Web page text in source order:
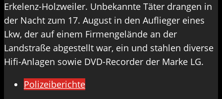
Erkelenz-Holzweiler. Unbekannte Täter drangen in
der Nacht zum 17. August in den Auflieger eines
Lkw, der auf einem Firmengelände an der
Landstraße abgestellt war, ein und stahlen diverse
Hifi-Anlagen sowie DVD-Recorder der Marke LG.
Polizeiberichte